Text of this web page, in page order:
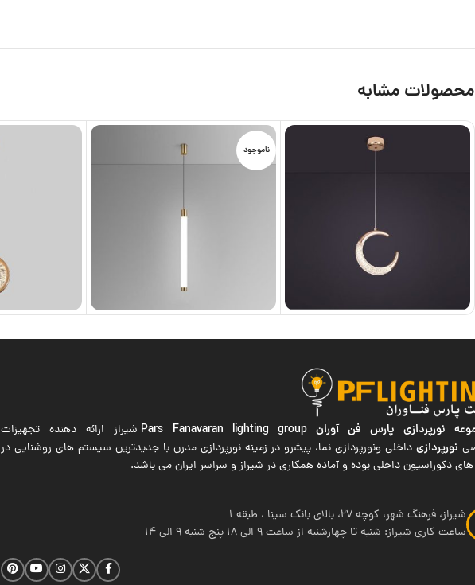
محصولات مشابه
ناموجود
نورپردازی پارس فن آوران Pars Fanavaran lighting group شیراز ارائه دهنده تجهیزات
نورپردازیداخلی ونورپردازی نما، پیشرو در زمینه نورپردازی مدرن با جدیدترین سیستم های روشنایی در
های دکوراسیون داخلی بوده و آماده همکاری در شیراز و سراسر ایران می باشد.
شیراز، فرهنگ شهر، کوچه 27، بالای بانک سینا ، طبقه 1
ساعت کاری شیراز: شنبه تا چهارشنبه از ساعت 9 الی 18 پنج شنبه 9 الی 14